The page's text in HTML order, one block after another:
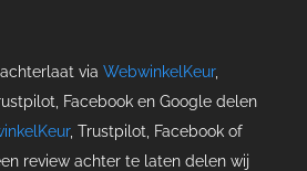
via WebwinkelKeur,
Facebook en Google delen
, Trustpilot, Facebook of
review achter te laten delen wij